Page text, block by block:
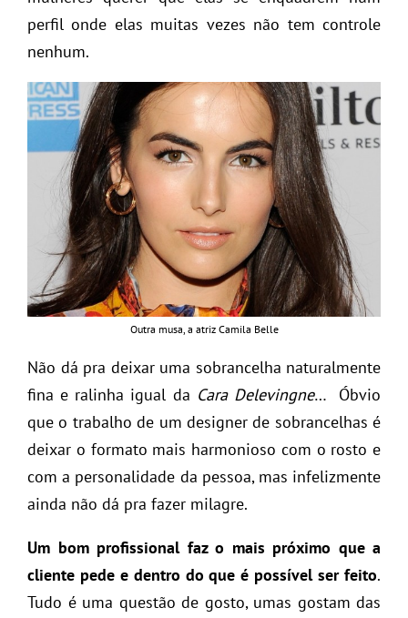
perfil onde elas muitas vezes não tem controle
nenhum.
Outra musa, a atriz Camila Belle
Não dá pra deixar uma sobrancelha naturalmente
fina e ralinha igual da Cara Delevingne… Óbvio
que o trabalho de um designer de sobrancelhas é
deixar o formato mais harmonioso com o rosto e
com a personalidade da pessoa, mas infelizmente
ainda não dá pra fazer milagre.
Um bom profissional faz o mais próximo que a
cliente pede e dentro do que é possível ser feito.
Tudo é uma questão de gosto, umas gostam das